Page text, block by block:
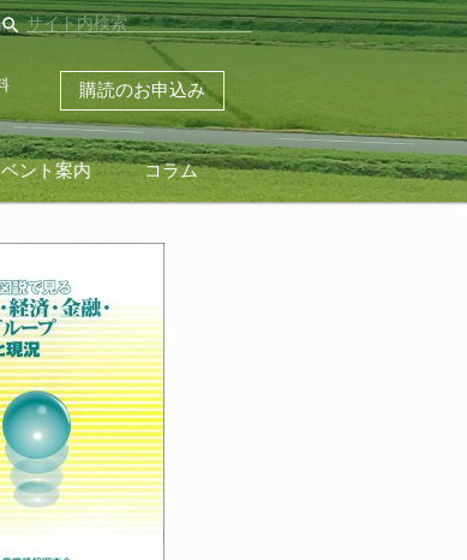
search
購読のお申込み
ント案内 コラム